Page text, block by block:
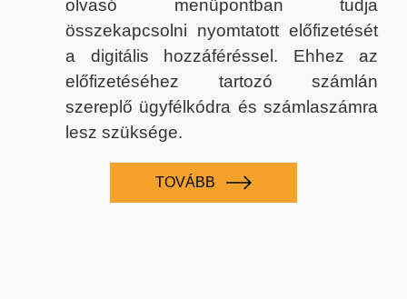
olvasó menüpontban tudja
összekapcsolni nyomtatott előfizetését
a digitális hozzáféréssel. Ehhez az
előfizetéséhez tartozó számlán
szereplő ügyfélkódra és számlaszámra
lesz szüksége.
TOVÁBB